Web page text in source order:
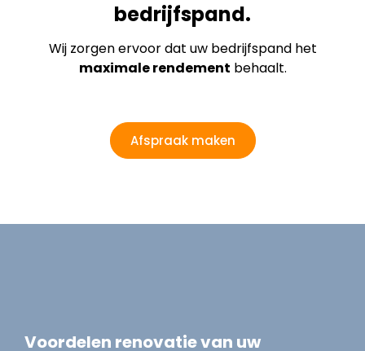
bedrijfspand.
Wij zorgen ervoor dat uw bedrijfspand het
maximale rendement behaalt.
Afspraak maken
Voordelen renovatie van uw